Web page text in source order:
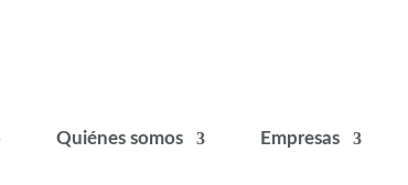
Quiénes somos Empresas